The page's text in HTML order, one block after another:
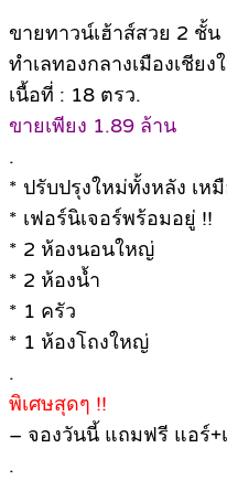
ขายทาวน์เฮ้าส์สวย 2 ชั้น
ทำเลทองกลางเมืองเชียง
เนื้อที่ : 18 ตรว.
ขายเพียง 1.89 ล้าน
.
* ปรับปรุงใหม่ทั้งหลัง เห
* เฟอร์นิเจอร์พร้อมอยู่ !!
* 2 ห้องนอนใหญ่
* 2 ห้องน้ำ
* 1 ครัว
* 1 ห้องโถงใหญ่
.
พิเศษสุดๆ !!
– จองวันนี้ แถมฟรี แอร์+
.